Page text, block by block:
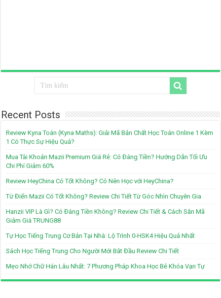
Recent Posts
Review Kyna Toán (Kyna Maths): Giải Mã Bản Chất Học Toán Online 1 Kèm
1 Có Thực Sự Hiệu Quả?
Mua Tài Khoản Mazii Premium Giá Rẻ: Có Đáng Tiền? Hướng Dẫn Tối Ưu
Chi Phí Giảm 60%
Review HeyChina Có Tốt Không? Có Nên Học với HeyChina?
Từ Điển Mazii Có Tốt Không? Review Chi Tiết Từ Góc Nhìn Chuyên Gia
Hanzii VIP Là Gì? Có Đáng Tiền Không? Review Chi Tiết & Cách Săn Mã
Giảm Giá TRUNG88
Tự Học Tiếng Trung Cơ Bản Tại Nhà: Lộ Trình 0-HSK4 Hiệu Quả Nhất
Sách Học Tiếng Trung Cho Người Mới Bắt Đầu Review Chi Tiết
Mẹo Nhớ Chữ Hán Lâu Nhất: 7 Phương Pháp Khoa Học Bẻ Khóa Vạn Tự